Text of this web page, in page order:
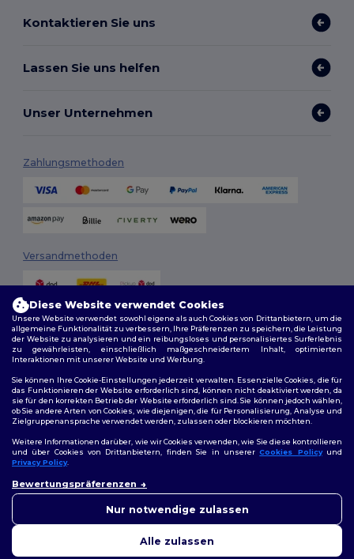
Kontaktieren Sie uns
Lassen Sie uns helfen
Unser Unternehmen
Zahlungsmethoden
Versandmethoden
Allgemeine Geschäftsbedingungen|Personalisierungsrichtlinien
|
Datenschutzbestimmungen
Berlin|Hamburg|München|Köln|Frankfurt|Essen|Dortmund|
Düsseldorf|Bremen
Diese Website verwendet Cookies
Unsere Website verwendet sowohl eigene als auch Cookies von Drittanbietern, um die
allgemeine Funktionalität zu verbessern, Ihre Präferenzen zu speichern, die Leistung
der Website zu analysieren und ein reibungsloses und personalisiertes Surferlebnis
zu gewährleisten, einschließlich maßgeschneidertem Inhalt, optimierten
Interaktionen mit unserer Website und Werbung.
Sie können Ihre Cookie-Einstellungen jederzeit verwalten. Essenzielle Cookies, die für
das Funktionieren der Website erforderlich sind, können nicht deaktiviert werden, da
sie für den korrekten Betrieb der Website erforderlich sind. Sie können jedoch wählen,
ob Sie andere Arten von Cookies, wie diejenigen, die für Personalisierung, Analyse und
Zielgruppenansprache verwendet werden, zulassen oder blockieren möchten.
Weitere Informationen darüber, wie wir Cookies verwenden, wie Sie diese kontrollieren
und über Cookies von Drittanbietern, finden Sie in unsererCookies Policyund
Privacy Policy.
Bewertungspräferenzen
Nur notwendige zulassen
Alle zulassen
uns jederzeit kontaktieren.
Ihnen zu helfen.